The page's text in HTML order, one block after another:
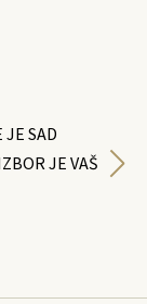
SAD
JE VAŠ